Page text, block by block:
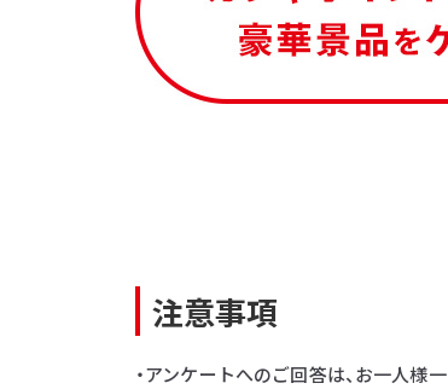
注意事項
・アンケートへのご回答は、お一人様